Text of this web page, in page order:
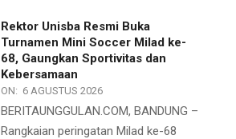
Rektor Unisba Resmi Buka
Turnamen Mini Soccer Milad ke-
68, Gaungkan Sportivitas dan
Kebersamaan
ON: 6 AGUSTUS 2026
BERITAUNGGULAN.COM, BANDUNG –
Rangkaian peringatan Milad ke-68